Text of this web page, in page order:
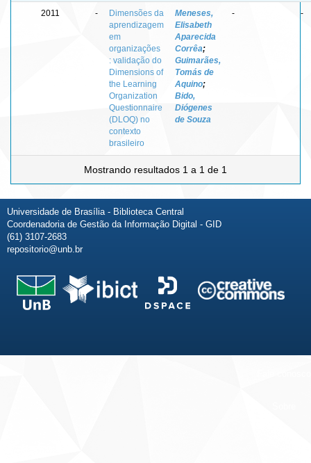
2011 -
Dimensões da
aprendizagem
em
organizações
: validação do
Dimensions of
the Learning
Organization
Questionnaire
(DLOQ) no
contexto
brasileiro
Meneses,
Elisabeth
Aparecida
Corrêa;
Guimarães,
Tomás de
Aquino;
Bido,
Diógenes
de Souza
- -
Mostrando resultados 1 a 1 de 1
Universidade de Brasília - Biblioteca Central
Coordenadoria de Gestão da Informação Digital - GID
(61) 3107-2683
repositorio@unb.br